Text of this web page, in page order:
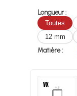
Longueur :
Toutes
12 mm
Matière :